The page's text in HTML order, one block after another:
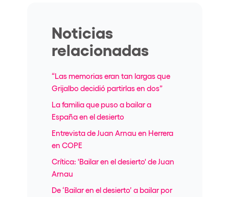
Noticias
relacionadas
“Las memorias eran tan largas que
Grijalbo decidió partirlas en dos”
La familia que puso a bailar a
España en el desierto
Entrevista de Juan Arnau en Herrera
en COPE
Crítica: 'Bailar en el desierto' de Juan
Arnau
De ‘Bailar en el desierto’ a bailar por